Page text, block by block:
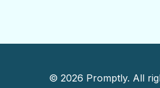
© 2026 Promptly. All